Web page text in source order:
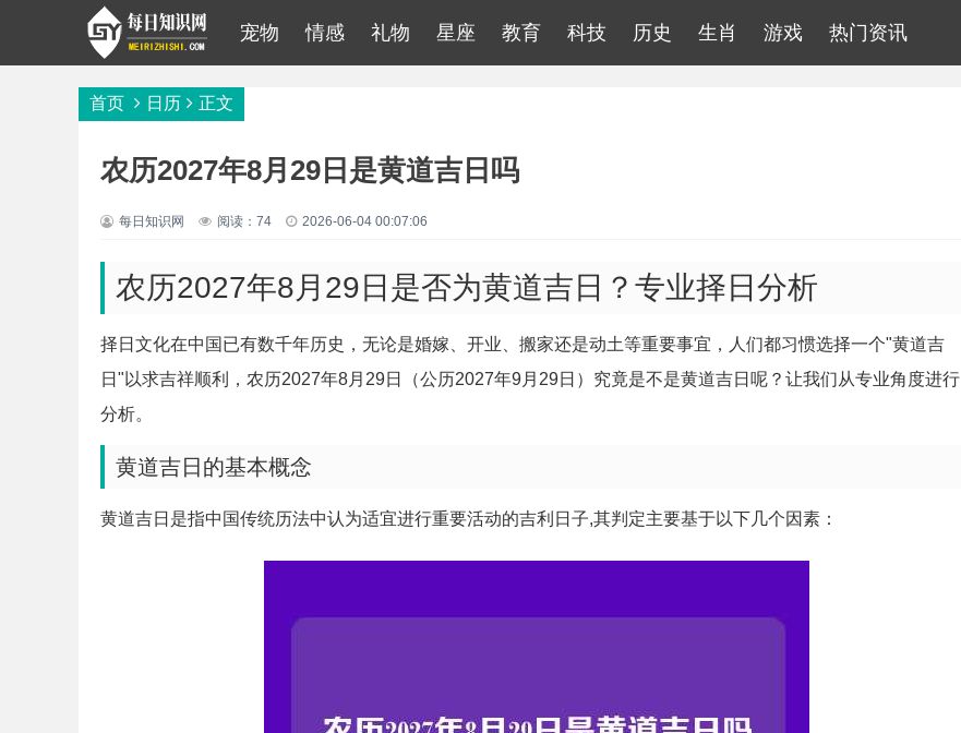
宠物 情感 礼物 星座 教育 科技 历史 生肖 游戏 热门资讯
首页 日历 正文
农历2027年8月29日是黄道吉日吗
每日知识网 阅读：74 2026-06-04 00:07:06
农历2027年8月29日是否为黄道吉日？专业择日分析
择日文化在中国已有数千年历史，无论是婚嫁、开业、搬家还是动土等重要事宜，人们都习惯选择一个"黄道吉
日"以求吉祥顺利，农历2027年8月29日（公历2027年9月29日）究竟是不是黄道吉日呢？让我们从专业角度进行
分析。
黄道吉日的基本概念
黄道吉日是指中国传统历法中认为适宜进行重要活动的吉利日子,其判定主要基于以下几个因素：